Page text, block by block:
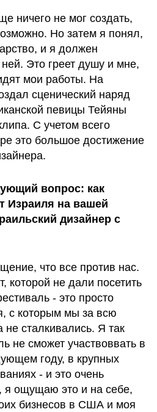
ничего не мог создать,
Но затем я понял,
и я должен
Это греет душу и мне,
мои работы. На
сценический наряд
певицы Тейяны
С учетом всего
это большое достижение
вопрос: как
Израиля на вашей
дизайнер с
что все против нас.
которой не дали посетить
- это просто
с которым мы за всю
не сталкивались. Я так
не сможет участвоввать в
году, в крупных
- и это очень
я ощущаю это и на себе,
бизнесов в США и моя